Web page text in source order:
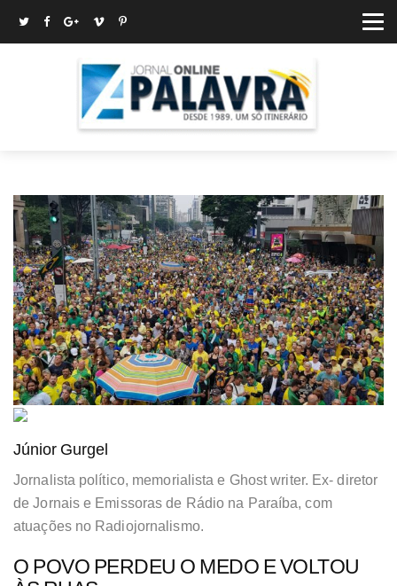
Júnior Gurgel
Jornalista político, memorialista e Ghost writer. Ex- diretor
de Jornais e Emissoras de Rádio na Paraíba, com
atuações no Radiojornalismo.
O POVO PERDEU O MEDO E VOLTOU